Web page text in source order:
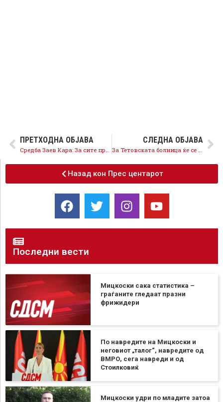
ПРЕТХОДНА ОБЈАВА
Средба Заев Кара: За сите прашања разговараме низ уставните решенија, очекувам брзо да формираме Влада
СЛЕДНА ОБЈАВА
За Тетовската болница ќе се погрижи новата Влада, заврши времето на тендерите на Тодоров!
Назад кон Прес центарот
Последни вести
Мицкоски сака статистика –
граѓаните гледаат празни
фрижидери
По навредите на Мицкоски и
неговиот „талог“, навредите од
ВМРО, сега навреди и од
Стоилковиќ
Мицкоски удри по младите затоа